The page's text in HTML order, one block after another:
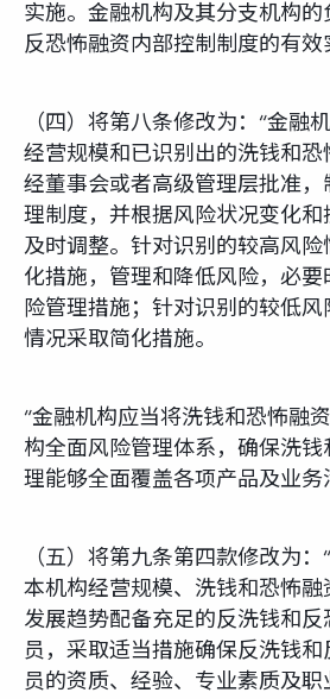
实施。金融机构及其分支机构的
反恐怖融资内部控制制度的有效
（四）将第八条修改为：“金融
经营规模和已识别出的洗钱和恐
经董事会或者高级管理层批准
理制度，并根据风险状况变化
及时调整。针对识别的较高风
化措施，管理和降低风险，必
险管理措施；针对识别的较低
情况采取简化措施。
“金融机构应当将洗钱和恐怖融
构全面风险管理体系，确保洗
理能够全面覆盖各项产品及业务
（五）将第九条第四款修改为
本机构经营规模、洗钱和恐怖
发展趋势配备充足的反洗钱和反
员，采取适当措施确保反洗钱
员的资质、经验、专业素质及职